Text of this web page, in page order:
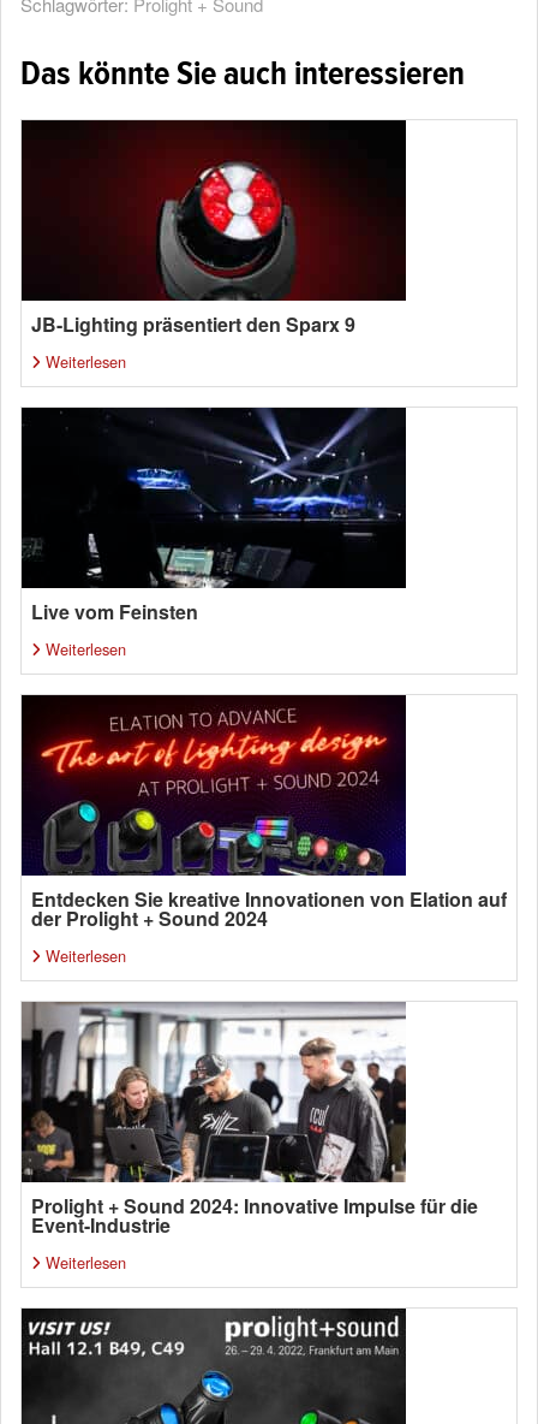
Das könnte Sie auch interessieren
JB-Lighting präsentiert den Sparx 9
Weiterlesen
Live vom Feinsten
Weiterlesen
Entdecken Sie kreative Innovationen von Elation auf
der Prolight + Sound 2024
Weiterlesen
Prolight + Sound 2024: Innovative Impulse für die
Event-Industrie
Weiterlesen